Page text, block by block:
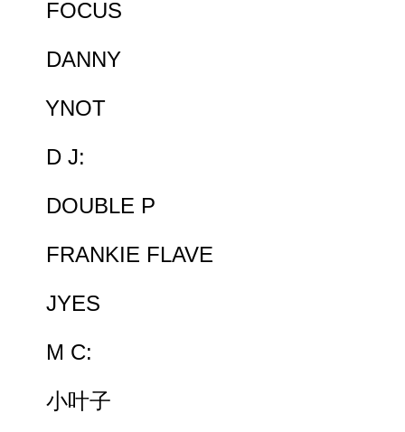
FOCUS
DANNY
YNOT
D J:
DOUBLE P
FRANKIE FLAVE
JYES
M C:
小叶子